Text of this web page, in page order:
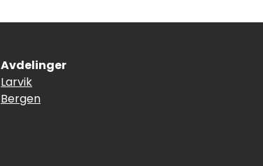
Avdelinger
Larvik
Bergen